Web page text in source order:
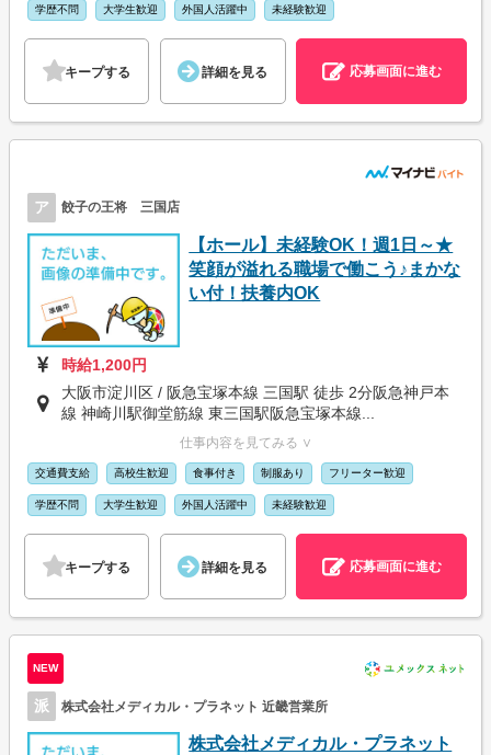
学歴不問 大学生歓迎 外国人活躍中 未経験歓迎
キープする 詳細を見る 応募画面に進む
ア 餃子の王将 三国店
【ホール】未経験OK！週1日～★
笑顔が溢れる職場で働こう♪まかな
い付！扶養内OK
時給1,200円
大阪市淀川区 / 阪急宝塚本線 三国駅 徒歩 2分阪急神戸本
線 神崎川駅御堂筋線 東三国駅阪急宝塚本線...
仕事内容を見てみる ∨
交通費支給 高校生歓迎 食事付き 制服あり フリーター歓迎
学歴不問 大学生歓迎 外国人活躍中 未経験歓迎
キープする 詳細を見る 応募画面に進む
NEW
派 株式会社メディカル・プラネット 近畿営業所
株式会社メディカル・プラネット